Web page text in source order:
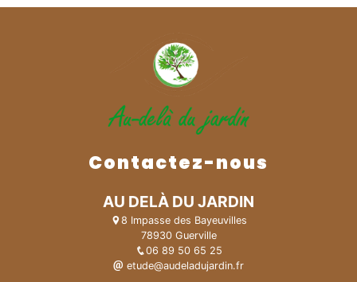
Contactez-nous
AU DELÀ DU JARDIN
8 Impasse des Bayeuvilles
78930 Guerville
06 89 50 65 25
etude@audeladujardin.fr